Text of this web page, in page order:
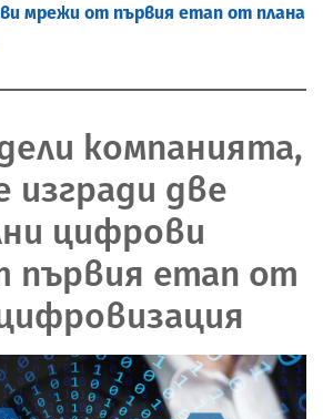
мрежи от първия етап от плана
компанията,
две
цифрови
първия етап от